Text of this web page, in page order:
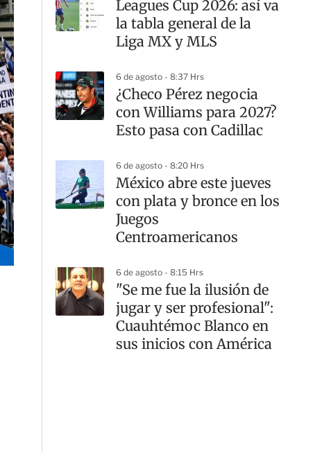
Leagues Cup 2026: así va
la tabla general de la
Liga MX y MLS
6 de agosto - 8:37 Hrs
¿Checo Pérez negocia
con Williams para 2027?
Esto pasa con Cadillac
6 de agosto - 8:20 Hrs
México abre este jueves
con plata y bronce en los
Juegos
Centroamericanos
6 de agosto - 8:15 Hrs
"Se me fue la ilusión de
jugar y ser profesional":
Cuauhtémoc Blanco en
sus inicios con América